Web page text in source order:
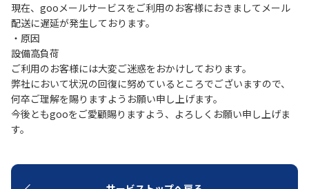
お知らせ
NTTドコモビジネスのお客さ
まはこちら
サービス
OCN サービス一覧
現在、gooメールサービスをご利用のお客様におきましてメール
配送に遅延が発生しております。
・原因
設備高負荷
ご利用のお客様には大変ご迷惑をおかけしております。
弊社において状況の回復に努めているところでございますので、
何卒ご理解を賜りますようお願い申し上げます。
今後ともgooをご愛顧賜りますよう、よろしくお願い申し上げま
す。